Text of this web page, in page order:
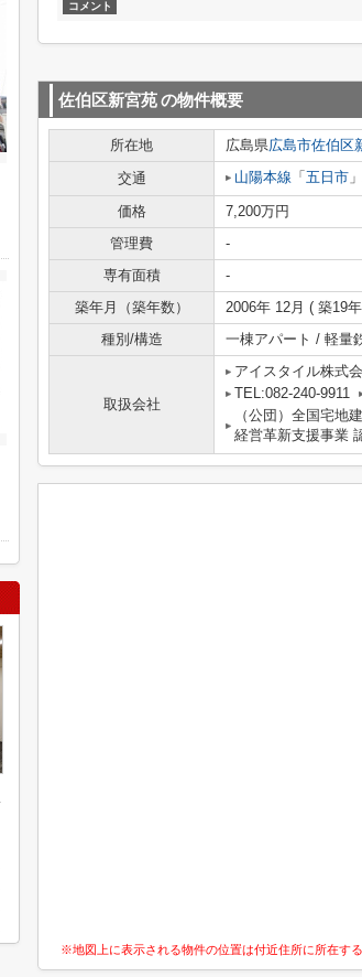
コメント
佐伯区新宮苑の物件概要
所在地 広島県広島市佐伯区
交通
山陽本線 「 五日市
価格 7,200万円
管理費
-
専有面積
-
築年月（築年数）
2006年 12月 ( 築19
種別/構造
一棟アパート / 軽量
取扱会社
アイスタイル株式
TEL:082-240-9911
（公団）全国宅地
経営革新支援事業
※地図上に表示される物件の位置は付近住所に所在す